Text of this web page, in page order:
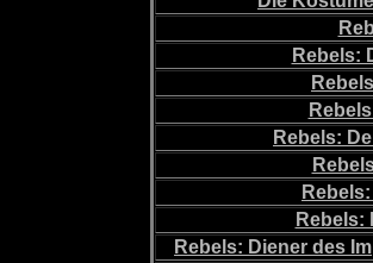
Rebels:
Rebels:
Rebels:
Rebels: Diener des